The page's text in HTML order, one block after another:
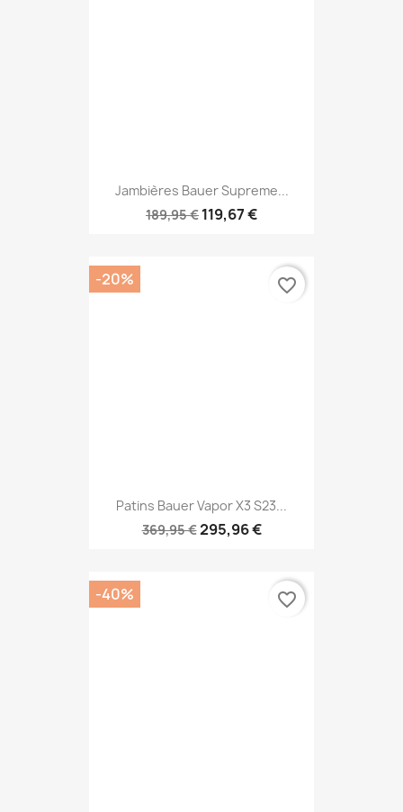
Jambières Bauer Supreme...
189,95 € 119,67 €
Patins Bauer Vapor X3 S23...
369,95 €295,96 €
-20% favorite_border
-40% favorite_border